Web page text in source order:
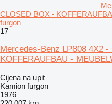
CLOSED BOX -
furgon
17
Mercedes-Benz LP808 4X2 -
KOFFERAUFBAU -
Cijena na upit
Kamion furgon
1976